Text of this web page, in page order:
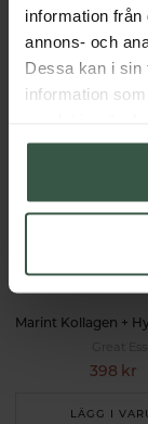
information
annons- och
Dessa kan i sin
information
398 kr
LÄGG I